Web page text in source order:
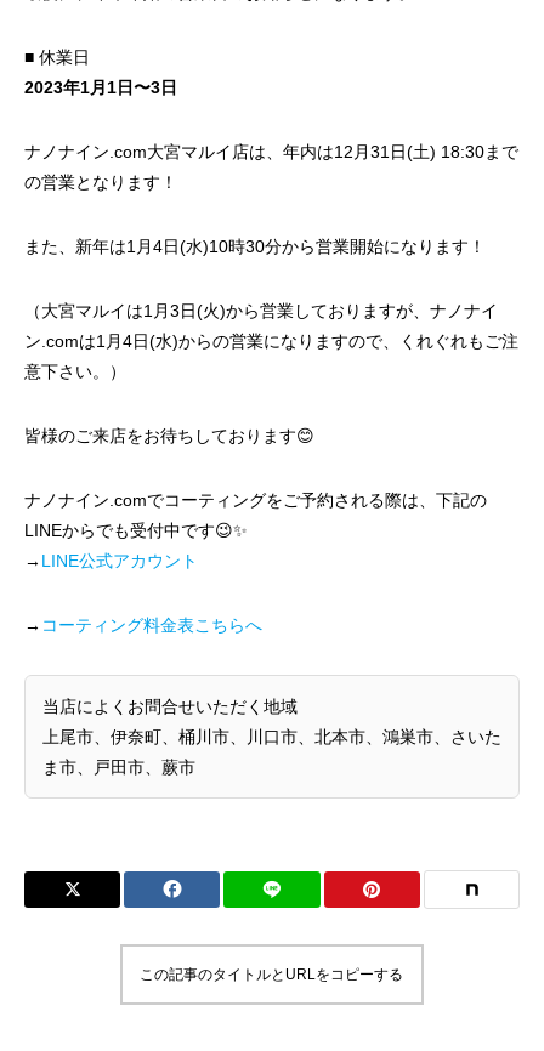
■ 休業日
2023年1月1日〜3日
ナノナイン.com大宮マルイ店は、年内は12月31日(土) 18:30まで
の営業となります！
また、新年は1月4日(水)10時30分から営業開始になります！
（大宮マルイは1月3日(火)から営業しておりますが、ナノナイ
ン.comは1月4日(水)からの営業になりますので、くれぐれもご注
意下さい。）
皆様のご来店をお待ちしております😊
ナノナイン.comでコーティングをご予約される際は、下記の
LINEからでも受付中です😉✨
→ LINE公式アカウント
→ コーティング料金表こちらへ
当店によくお問合せいただく地域
上尾市、伊奈町、桶川市、川口市、北本市、鴻巣市、さいた
ま市、戸田市、蕨市
この記事のタイトルとURLをコピーする